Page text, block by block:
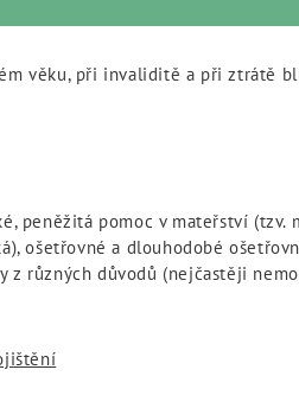
věku, při invaliditě a při ztrátě
peněžitá pomoc v mateřství
ošetřovné a dlouhodobé
z různých důvodů (nejčastěji